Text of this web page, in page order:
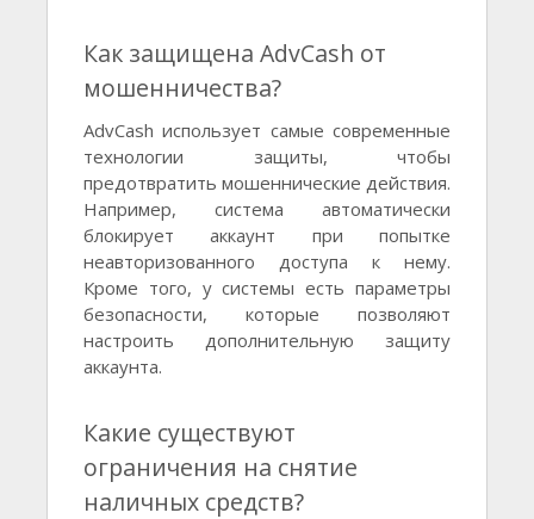
Как защищена AdvCash от
мошенничества?
AdvCash использует самые современные
технологии защиты, чтобы
предотвратить мошеннические действия.
Например, система автоматически
блокирует аккаунт при попытке
неавторизованного доступа к нему.
Кроме того, у системы есть параметры
безопасности, которые позволяют
настроить дополнительную защиту
аккаунта.
Какие существуют
ограничения на снятие
наличных средств?